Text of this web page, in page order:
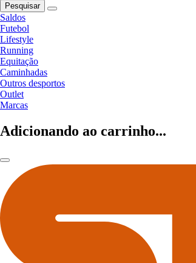
Pesquisar
Saldos
Futebol
Lifestyle
Running
Equitação
Caminhadas
Outros desportos
Outlet
Marcas
Adicionando ao carrinho...